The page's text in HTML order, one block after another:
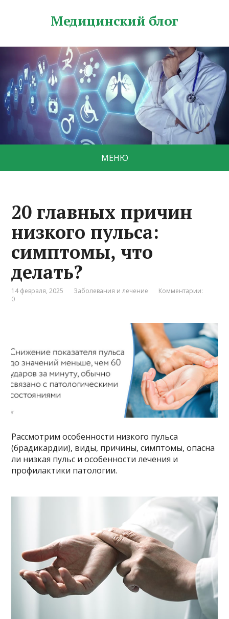
Медицинский блог
МЕНЮ
20 главных причин
низкого пульса:
симптомы, что
делать?
14 февраля, 2025 Заболевания и лечение
Комментарии:
0
Рассмотрим особенности низкого пульса
(брадикардии), виды, причины, симптомы, опасна
ли низкая пульс и особенности лечения и
профилактики патологии.